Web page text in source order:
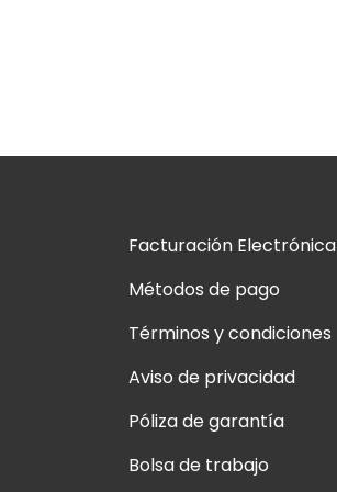
Facturación Electrónica
Métodos de pago
Términos y condiciones
Aviso de privacidad
Póliza de garantía
Bolsa de trabajo